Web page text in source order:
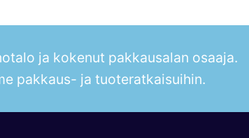
ja kokenut pakkausalan osaaja.
pakkaus- ja tuoteratkaisuihin.